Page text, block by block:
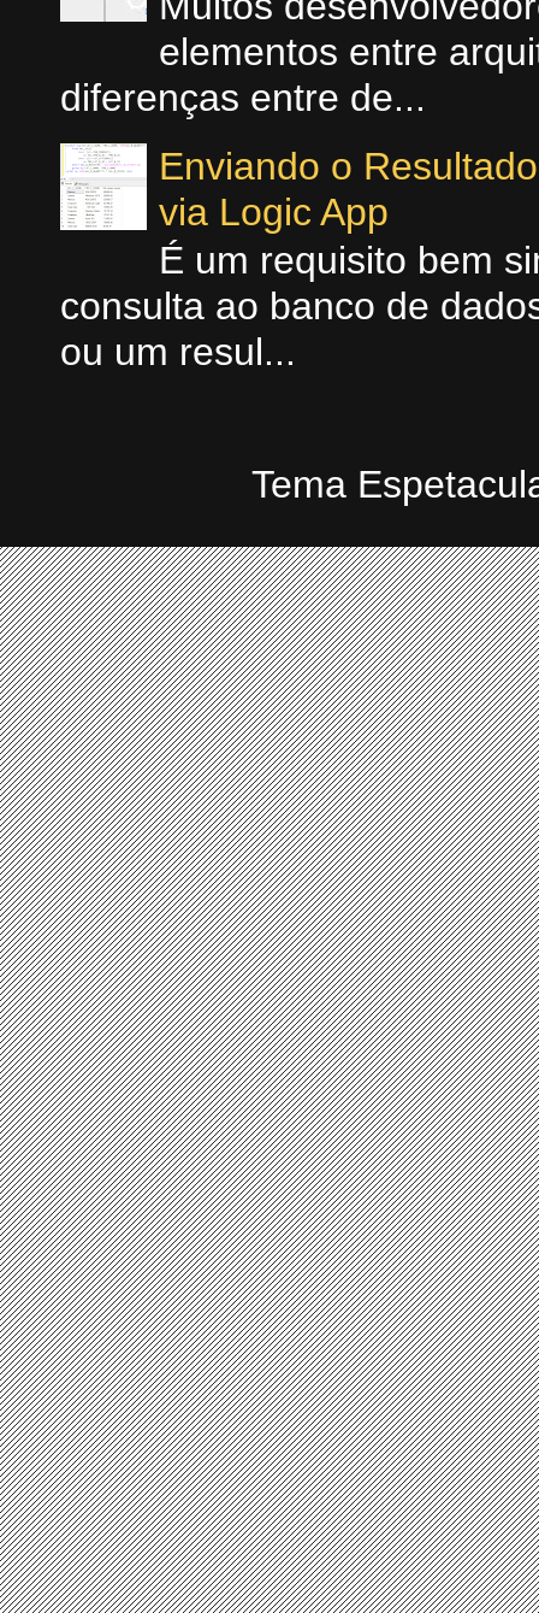
elementos entre
diferenças entre de...
Enviando o
via Logic App
É um requisito bem
consulta ao banco de
ou um resul...
Tema